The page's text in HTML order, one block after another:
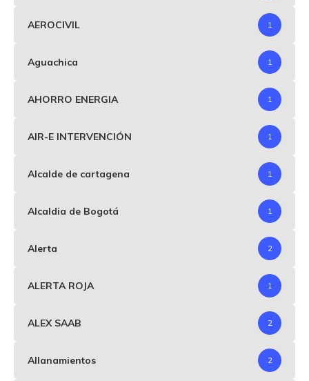
AEROCIVIL 1
Aguachica 1
AHORRO ENERGIA 1
AIR-E INTERVENCIÓN 1
Alcalde de cartagena 1
Alcaldia de Bogotá 1
Alerta 2
ALERTA ROJA 1
ALEX SAAB 2
Allanamientos 2